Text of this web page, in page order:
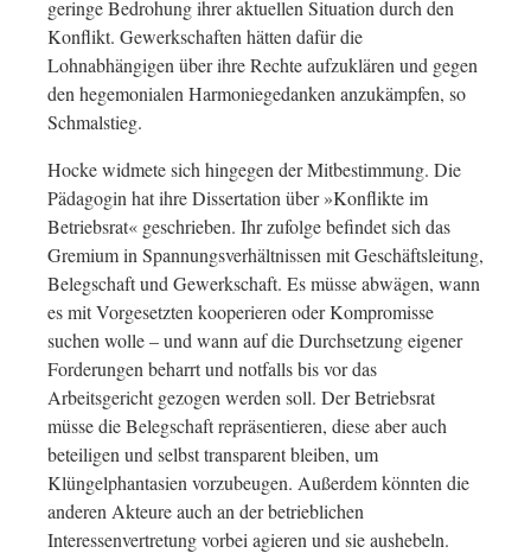
geringe Bedrohung ihrer aktuellen Situation durch den
Konflikt. Gewerkschaften hätten dafür die
Lohnabhängigen über ihre Rechte aufzuklären und gegen
den hegemonialen Harmoniegedanken anzukämpfen, so
Schmalstieg.
Hocke widmete sich hingegen der Mitbestimmung. Die
Pädagogin hat ihre Dissertation über »Konflikte im
Betriebsrat« geschrieben. Ihr zufolge befindet sich das
Gremium in Spannungsverhältnissen mit Geschäftsleitung,
Belegschaft und Gewerkschaft. Es müsse abwägen, wann
es mit Vorgesetzten kooperieren oder Kompromisse
suchen wolle – und wann auf die Durchsetzung eigener
Forderungen beharrt und notfalls bis vor das
Arbeitsgericht gezogen werden soll. Der Betriebsrat
müsse die Belegschaft repräsentieren, diese aber auch
beteiligen und selbst transparent bleiben, um
Klüngelphantasien vorzubeugen. Außerdem könnten die
anderen Akteure auch an der betrieblichen
Interessenvertretung vorbei agieren und sie aushebeln.